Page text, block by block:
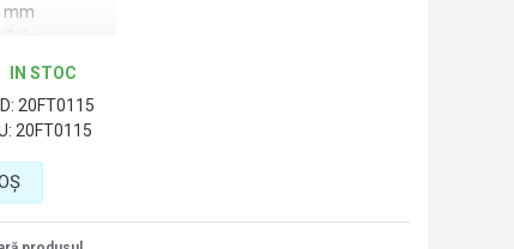
mm
mm
mm
IN STOC
20FT0115
20FT0115